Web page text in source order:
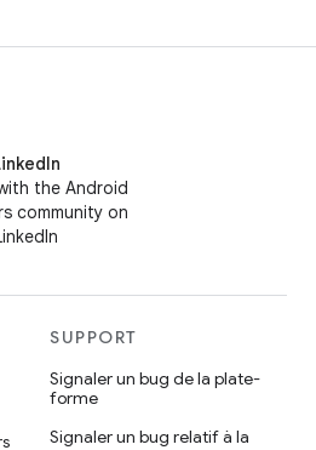
the Android
community on
SUPPORT
Signaler un bug de la plate-
forme
Signaler un bug relatif à la